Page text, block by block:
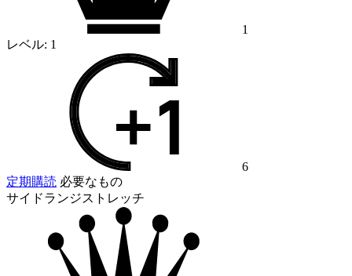
1
レベル: 1
6
定期購読 必要なもの
サイドランジストレッチ